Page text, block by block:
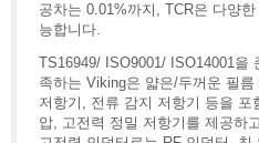
공차는 0.01%까지, TCR은 다양
능합니다.
TS16949/ ISO9001/ ISO14001을
족하는 Viking은 얇은/두꺼운 필
저항기, 전류 감지 저항기 등을 포
압, 고전력 정밀 저항기를 제공하